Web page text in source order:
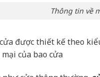
Thông tin về
được thiết kế theo
của bao cửa